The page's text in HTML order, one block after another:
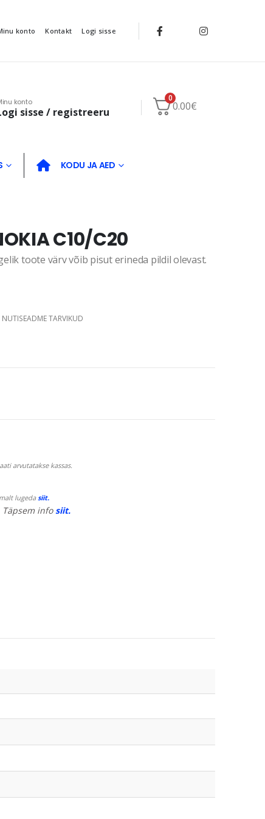
konto Kontakt Logi sisse
konto
sisse / registreeru
0
0.00€
KODU JA AED
C10/C20
toote värv võib pisut erineda pildil olevast.
NUTISEADME TARVIKUD
arvutatakse kassas.
lugedasiit.
info siit.